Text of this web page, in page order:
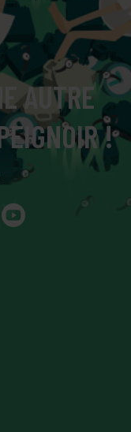
AUTRE
!